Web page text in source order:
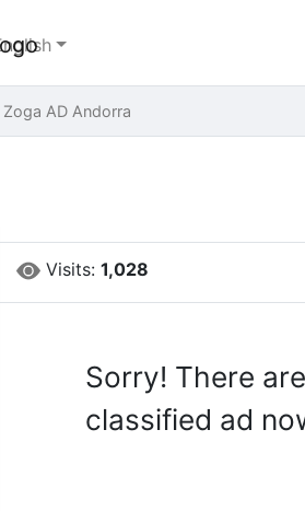
Zoga AD Andorra
Visits: 1,028
Sorry! There
classified ad